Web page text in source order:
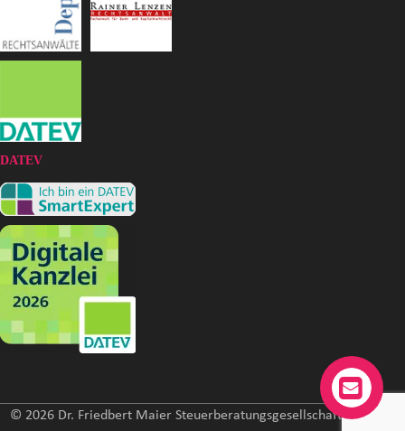
DATEV
© 2026 Dr. Friedbert Maier Steuerberatungsgesellschaft mbH. All